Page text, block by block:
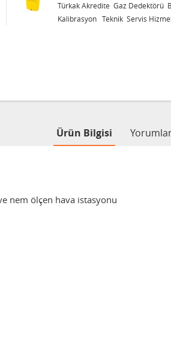
ve
Türkak
Kalibrasyon
Ürün Bilgisi
nem ölçen hava istasyonu